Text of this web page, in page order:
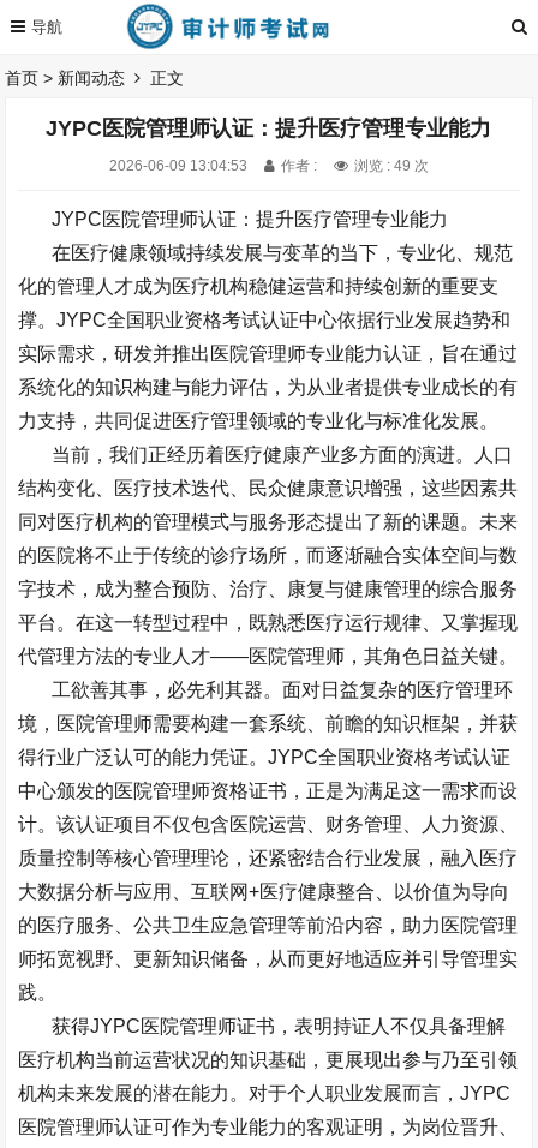
首页 > 新闻动态 正文
JYPC医院管理师认证：提升医疗管理专业能力
2026-06-09 13:04:53 作者 : 浏览 : 49 次
JYPC医院管理师认证：提升医疗管理专业能力
在医疗健康领域持续发展与变革的当下，专业化、规范
化的管理人才成为医疗机构稳健运营和持续创新的重要支
撑。JYPC全国职业资格考试认证中心依据行业发展趋势和
实际需求，研发并推出医院管理师专业能力认证，旨在通过
系统化的知识构建与能力评估，为从业者提供专业成长的有
力支持，共同促进医疗管理领域的专业化与标准化发展。
当前，我们正经历着医疗健康产业多方面的演进。人口
结构变化、医疗技术迭代、民众健康意识增强，这些因素共
同对医疗机构的管理模式与服务形态提出了新的课题。未来
的医院将不止于传统的诊疗场所，而逐渐融合实体空间与数
字技术，成为整合预防、治疗、康复与健康管理的综合服务
平台。在这一转型过程中，既熟悉医疗运行规律、又掌握现
代管理方法的专业人才——医院管理师，其角色日益关键。
工欲善其事，必先利其器。面对日益复杂的医疗管理环
境，医院管理师需要构建一套系统、前瞻的知识框架，并获
得行业广泛认可的能力凭证。JYPC全国职业资格考试认证
中心颁发的医院管理师资格证书，正是为满足这一需求而设
计。该认证项目不仅包含医院运营、财务管理、人力资源、
质量控制等核心管理理论，还紧密结合行业发展，融入医疗
大数据分析与应用、互联网+医疗健康整合、以价值为导向
的医疗服务、公共卫生应急管理等前沿内容，助力医院管理
师拓宽视野、更新知识储备，从而更好地适应并引导管理实
践。
获得JYPC医院管理师证书，表明持证人不仅具备理解
医疗机构当前运营状况的知识基础，更展现出参与乃至引领
机构未来发展的潜在能力。对于个人职业发展而言，JYPC
医院管理师认证可作为专业能力的客观证明，为岗位晋升、